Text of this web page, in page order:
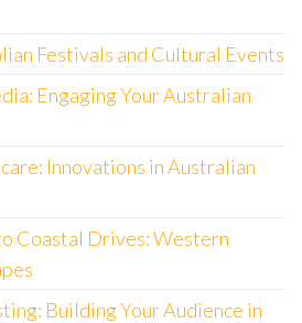
Festivals and Cultural Events
Engaging Your Australian
Innovations in Australian
Coastal Drives: Western
Building Your Audience in